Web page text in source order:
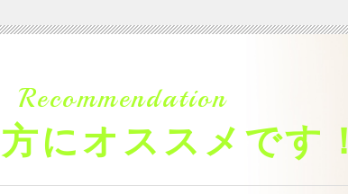
Recommendation
にオススメです！